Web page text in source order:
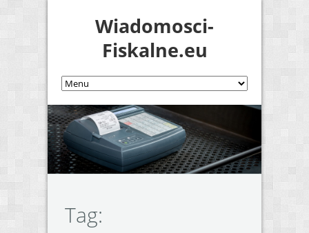
Wiadomosci-
Fiskalne.eu
Tag: